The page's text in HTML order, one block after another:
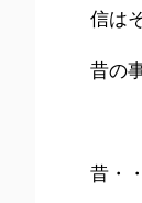
信は
昔の
昔・